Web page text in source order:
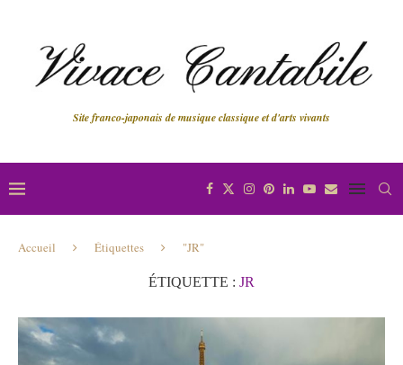
Site franco-japonais de musique classique et d'arts vivants
Accueil Étiquettes "JR"
ÉTIQUETTE : JR